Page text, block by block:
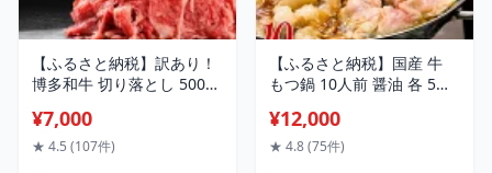
【ふるさと納税】訳あり！
博多和牛 切り落とし 500g
500g(500g×1P) 計
1kg(500g×2P) 計
¥7,000
★ 4.5 (107件)
【ふるさと納税】国産 牛
もつ鍋 10人前 醤油 各 5人
しょう油 お取り寄せ お取
り寄せグルメ 食品 冷凍 ラ
¥12,000
★ 4.8 (75件)